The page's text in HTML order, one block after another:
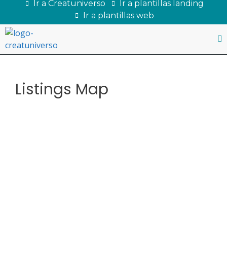
Ir a Creatuniverso
Ir a plantillas landing
Ir a plantillas web
Listings Map